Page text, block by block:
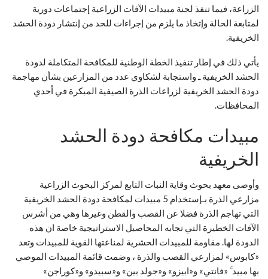
الزراعة، فيما تنفذ لجنة مبيدات الآفات الزراعية إجتماعات دورية
لمتابعة الحالة وإتخاذ ما يلزم من إجراءات للحد من إنتشار دودة الحشد
الخريفية.
يأتي ذلك في إطار تنفيذ الخطة الوطنية للمكافحة المتكاملة لدودة
الحشد الخريفية ـ واستجابة لشكاوي عدد من المزارعين بشأن مهاجمة
دودة الحشد الخريفية لزراعات الذرة الصيفية المبكرة في أحدي
المحافظات.
مبيدات مكافحة دودة الحشد
الخريفية
وأوصى معهد بحوث وقاية النبات التابع لمركز البحوث الزراعية
مزارعي الذرة بـإستخدام 5 مبيدات لمكافحة دودة الحشد الخريفية
التي تهاجم الذرة فضلا عن القصب والقطن وغيرها وهي من أشرس
الآفات الخطيرة التي تجابه المحاصيل الاستراتيجية خاصة ان هذه
الدودة لها. مقاومة للمبيدات الحشرية لمناعتها القوية للمبيدات وتعد
«كابوس» لمزارعي القصب والذرة ، وضمت قائمة المبيدات الموصي
بها مبيد ۚ «فانتي» و«ابيزو» و«جولد بين» و«سبيدو» و«كوراجن»